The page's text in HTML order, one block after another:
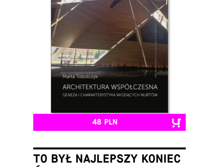
48 PLN
TO BYŁ NAJLEPSZY KONIEC